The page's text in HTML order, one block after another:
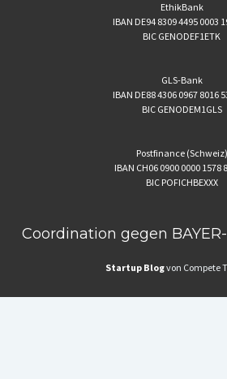
EthikBank
IBAN DE94 8309 4495 0003
BIC GENODEF1ETK
GLS-Bank
IBAN DE88 4306 0967 8016
BIC GENODEM1GLS
Postfinance (Schweiz)
IBAN CH06 0900 0000 1578
BIC POFICHBEXXX
Coordination gegen
Startup Blogvon Compete